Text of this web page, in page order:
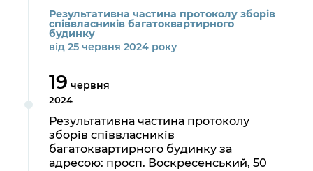
Результативна частина протоколу зборів
співвласників багатоквартирного
будинку
від 25 червня 2024 року
19 червня
2024
Результативна частина протоколу
зборів співвласників
багатоквартирного будинку за
адресою: просп. Воскресенський, 50